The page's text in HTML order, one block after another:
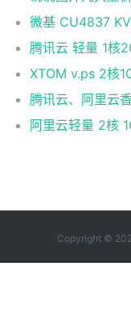
腾讯云 轻量 1核
XTOM v.ps 2核
腾讯云、阿里云
阿里云轻量 2核
Copyright ©